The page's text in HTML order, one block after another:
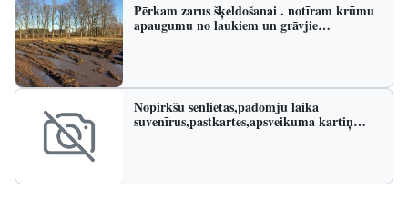
Pērkam zarus šķeldošanai . notīram krūmu
apaugumu no laukiem un grāvjie…
Nopirkšu senlietas,padomju laika
suvenīrus,pastkartes,apsveikuma kartiņ…